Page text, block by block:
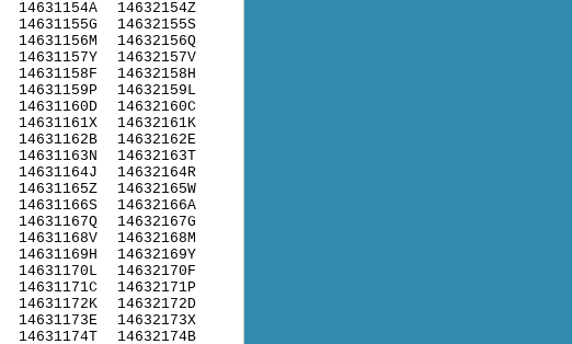
14631154A
14631155G
14631156M
14631157Y
14631158F
14631159P
14631160D
14631161X
14631162B
14631163N
14631164J
14631165Z
14631166S
14631167Q
14631168V
14631169H
14631170L
14631171C
14631172K
14631173E
14631174T
14632154Z
14632155S
14632156Q
14632157V
14632158H
14632159L
14632160C
14632161K
14632162E
14632163T
14632164R
14632165W
14632166A
14632167G
14632168M
14632169Y
14632170F
14632171P
14632172D
14632173X
14632174B